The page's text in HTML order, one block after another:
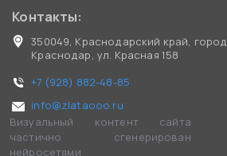
Контакты:
350049, Краснодарский край, город
Краснодар, ул. Красная 158
+7 (928) 882-48-85
info@zlataooo.ru
Визуальный контент сайта
частично сгенерирован
нейросетями